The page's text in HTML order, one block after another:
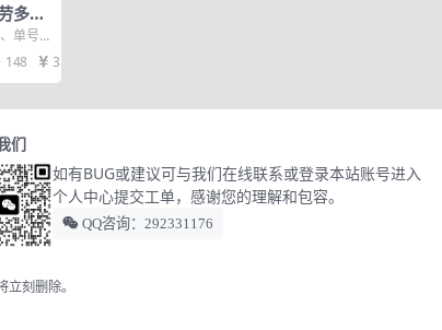
多
单号
微信
148 35
们
如有BUG或建议可与我们在线联系或登录本站账号进入
个人中心提交工单，感谢您的理解和包容。
QQ咨询：292331176
刻删除。